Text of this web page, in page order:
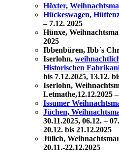
Höxter,
Hückeswagen,
– 7.12. 2025
Hünxe,
2025
Ibbenbüren, Ibb´s
Iserlohn,
Historischen
bis 7.12.2025, 13.12.
Iserlohn,
Letmathe,12.12.2025
Issumer
Jüchen,
30.11.2025, 06.12. –
20.12. bis 21.12.2025
Jülich,
20.11.-22.12.2025